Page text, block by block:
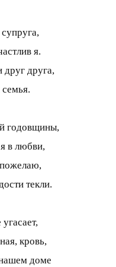
я.
друга,
годовщины,
в любви,
текли.
кровь,
доме